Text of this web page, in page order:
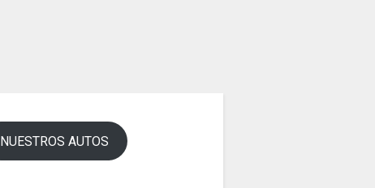
NUESTROS AUTOS